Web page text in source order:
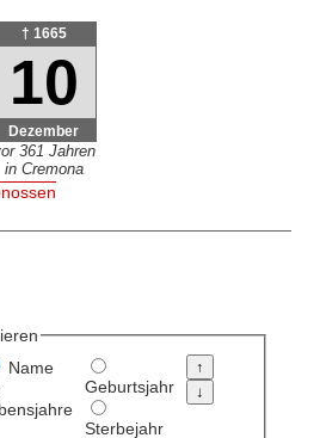
† 1665
10
Dezember
361 Jahren
in Cremona
Name
Geburtsjahr
Sterbejahr